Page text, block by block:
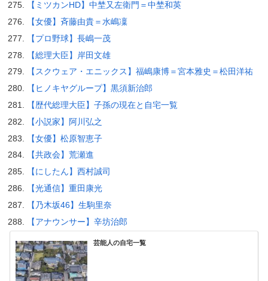
【ミツカンHD】中埜又左衛門＝中埜和英
【女優】斉藤由貴＝水嶋凜
【プロ野球】長嶋一茂
【総理大臣】岸田文雄
【スクウェア・エニックス】福嶋康博＝宮本雅史＝松田洋祐
【ヒノキヤグループ】黒須新治郎
【歴代総理大臣】子孫の現在と自宅一覧
【小説家】阿川弘之
【女優】松原智恵子
【共政会】荒瀬進
【にしたん】西村誠司
【光通信】重田康光
【乃木坂46】生駒里奈
【アナウンサー】辛坊治郎
芸能人の自宅一覧